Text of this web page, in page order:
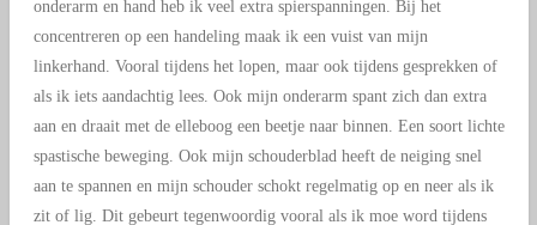
onderarm en hand heb ik veel extra spierspanningen. Bij het
concentreren op een handeling maak ik een vuist van mijn
linkerhand. Vooral tijdens het lopen, maar ook tijdens gesprekken of
als ik iets aandachtig lees. Ook mijn onderarm spant zich dan extra
aan en draait met de elleboog een beetje naar binnen. Een soort lichte
spastische beweging. Ook mijn schouderblad heeft de neiging snel
aan te spannen en mijn schouder schokt regelmatig op en neer als ik
zit of lig. Dit gebeurt tegenwoordig vooral als ik moe word tijdens